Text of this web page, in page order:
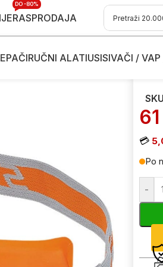
RASPRODAJA
DO -80%
RUČNI ALATIUSISIVAČI /
naočale STIHL Ultrasonic
61
💳
Po
-